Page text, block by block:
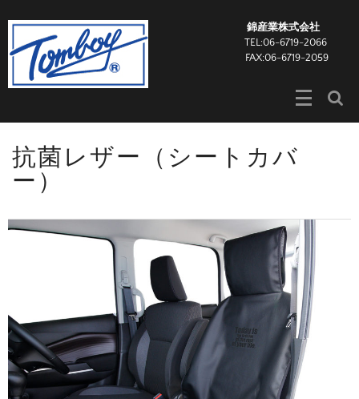
錦産業株式会社
TEL:06-6719-2066
FAX:06-6719-2059
抗菌レザー（シートカバ
ー）